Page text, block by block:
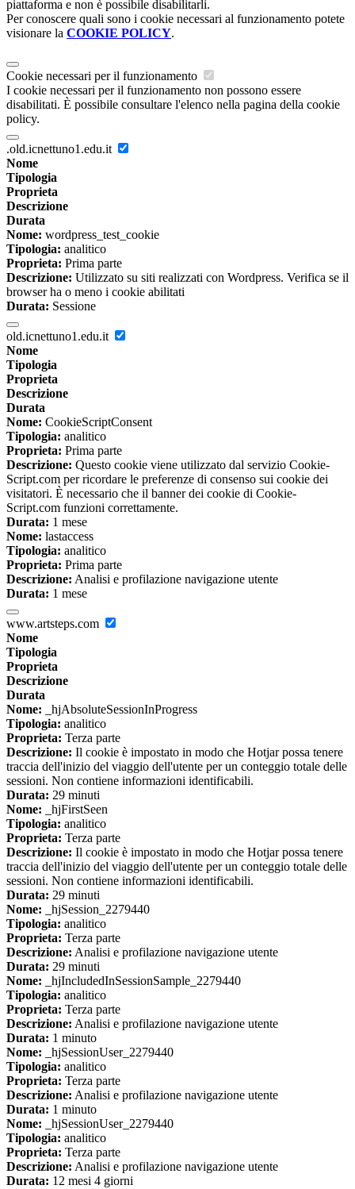
piattaforma e non è possibile disabilitarli.
Per conoscere quali sono i cookie necessari al funzionamento potete
visionare la COOKIE POLICY.
Cookie necessari per il funzionamento
I cookie necessari per il funzionamento non possono essere
disabilitati. È possibile consultare l'elenco nella pagina della cookie
policy.
.old.icnettuno1.edu.it
Nome
Tipologia
Proprieta
Descrizione
Durata
Nome: wordpress_test_cookie
Tipologia: analitico
Proprieta: Prima parte
Descrizione: Utilizzato su siti realizzati con Wordpress. Verifica se il
browser ha o meno i cookie abilitati
Durata: Sessione
old.icnettuno1.edu.it
Nome
Tipologia
Proprieta
Descrizione
Durata
Nome: CookieScriptConsent
Tipologia: analitico
Proprieta: Prima parte
Descrizione: Questo cookie viene utilizzato dal servizio Cookie-
Script.com per ricordare le preferenze di consenso sui cookie dei
visitatori. È necessario che il banner dei cookie di Cookie-
Script.com funzioni correttamente.
Durata: 1 mese
Nome: lastaccess
Tipologia: analitico
Proprieta: Prima parte
Descrizione: Analisi e profilazione navigazione utente
Durata: 1 mese
www.artsteps.com
Nome
Tipologia
Proprieta
Descrizione
Durata
Nome: _hjAbsoluteSessionInProgress
Tipologia: analitico
Proprieta: Terza parte
Descrizione: Il cookie è impostato in modo che Hotjar possa tenere
traccia dell'inizio del viaggio dell'utente per un conteggio totale delle
sessioni. Non contiene informazioni identificabili.
Durata: 29 minuti
Nome: _hjFirstSeen
Tipologia: analitico
Proprieta: Terza parte
Descrizione: Il cookie è impostato in modo che Hotjar possa tenere
traccia dell'inizio del viaggio dell'utente per un conteggio totale delle
sessioni. Non contiene informazioni identificabili.
Durata: 29 minuti
Nome: _hjSession_2279440
Tipologia: analitico
Proprieta: Terza parte
Descrizione: Analisi e profilazione navigazione utente
Durata: 29 minuti
Nome: _hjIncludedInSessionSample_2279440
Tipologia: analitico
Proprieta: Terza parte
Descrizione: Analisi e profilazione navigazione utente
Durata: 1 minuto
Nome: _hjSessionUser_2279440
Tipologia: analitico
Proprieta: Terza parte
Descrizione: Analisi e profilazione navigazione utente
Durata: 1 minuto
Nome: _hjSessionUser_2279440
Tipologia: analitico
Proprieta: Terza parte
Descrizione: Analisi e profilazione navigazione utente
Durata: 12 mesi 4 giorni